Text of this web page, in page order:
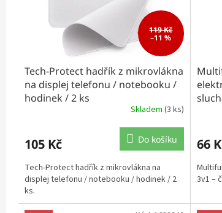
119 Kč
–11 %
Tech-Protect hadřík z mikrovlákna
na displej telefonu / notebooku /
hodinek / 2 ks
Skladem (3 ks)
105 Kč Do košíku
Tech-Protect hadřík z mikrovlákna na
displej telefonu / notebooku / hodinek / 2
ks.
66
3v1 –